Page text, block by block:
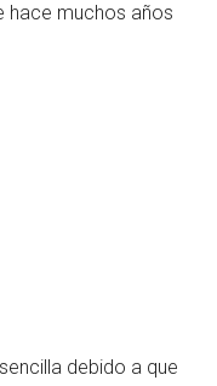
hace muchos años
debido a que